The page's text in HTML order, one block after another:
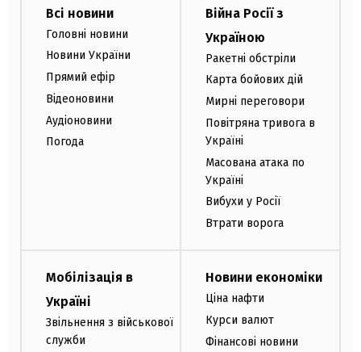
Всі новини
Головні новини
Новини України
Прямий ефір
Відеоновини
Аудіоновини
Погода
Війна Росії з
Україною
Ракетні обстріли
Карта бойових дій
Мирні переговори
Повітряна тривога в
Україні
Масована атака по
Україні
Вибухи у Росії
Втрати ворога
Мобілізація в
Україні
Звільнення з військової
служби
Новини економіки
Ціна нафти
Курси валют
Фінансові новини